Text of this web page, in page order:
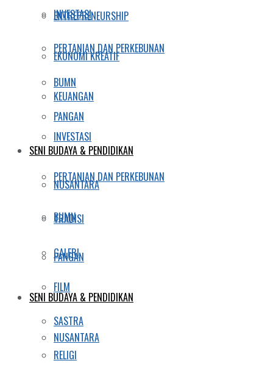
INVESTASI
PERTANIAN DAN PERKEBUNAN
BUMN
PANGAN
SENI BUDAYA & PENDIDIKAN
NUSANTARA
TRADISI
GALERI
FILM
SASTRA
RELIGI
ENTREPRENEURSHIP
EKONOMI KREATIF
KEUANGAN
INVESTASI
PERTANIAN DAN PERKEBUNAN
BUMN
PANGAN
SENI BUDAYA & PENDIDIKAN
NUSANTARA